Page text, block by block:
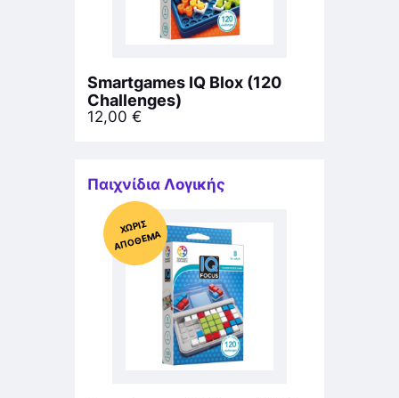
Smartgames IQ Blox (120
Challenges)
12,00 €
Παιχνίδια Λογικής
Χ
ΩΡΊΣ
Α
Π
Ό
ΘΕ
ΜΑ